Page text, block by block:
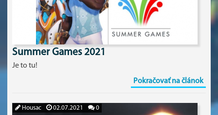
Summer Games 2021
Je to tu!
Pokračovať na článok
Housac 02.07.2021 0